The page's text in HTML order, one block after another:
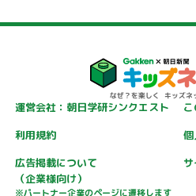
運営会社：朝日学研シンクエスト
利用規約
個
広告掲載について
（企業様向け）
※パートナー企業のページに遷移します